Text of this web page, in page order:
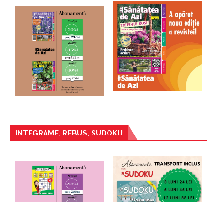
INTEGRAME, REBUS, SUDOKU